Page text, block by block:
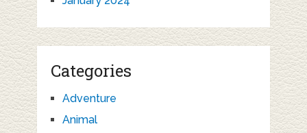
Categories
Adventure
Animal